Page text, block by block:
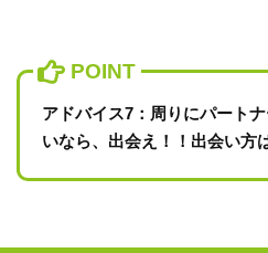
アドバイス7：周りにパート
いなら、出会え！！出会い方